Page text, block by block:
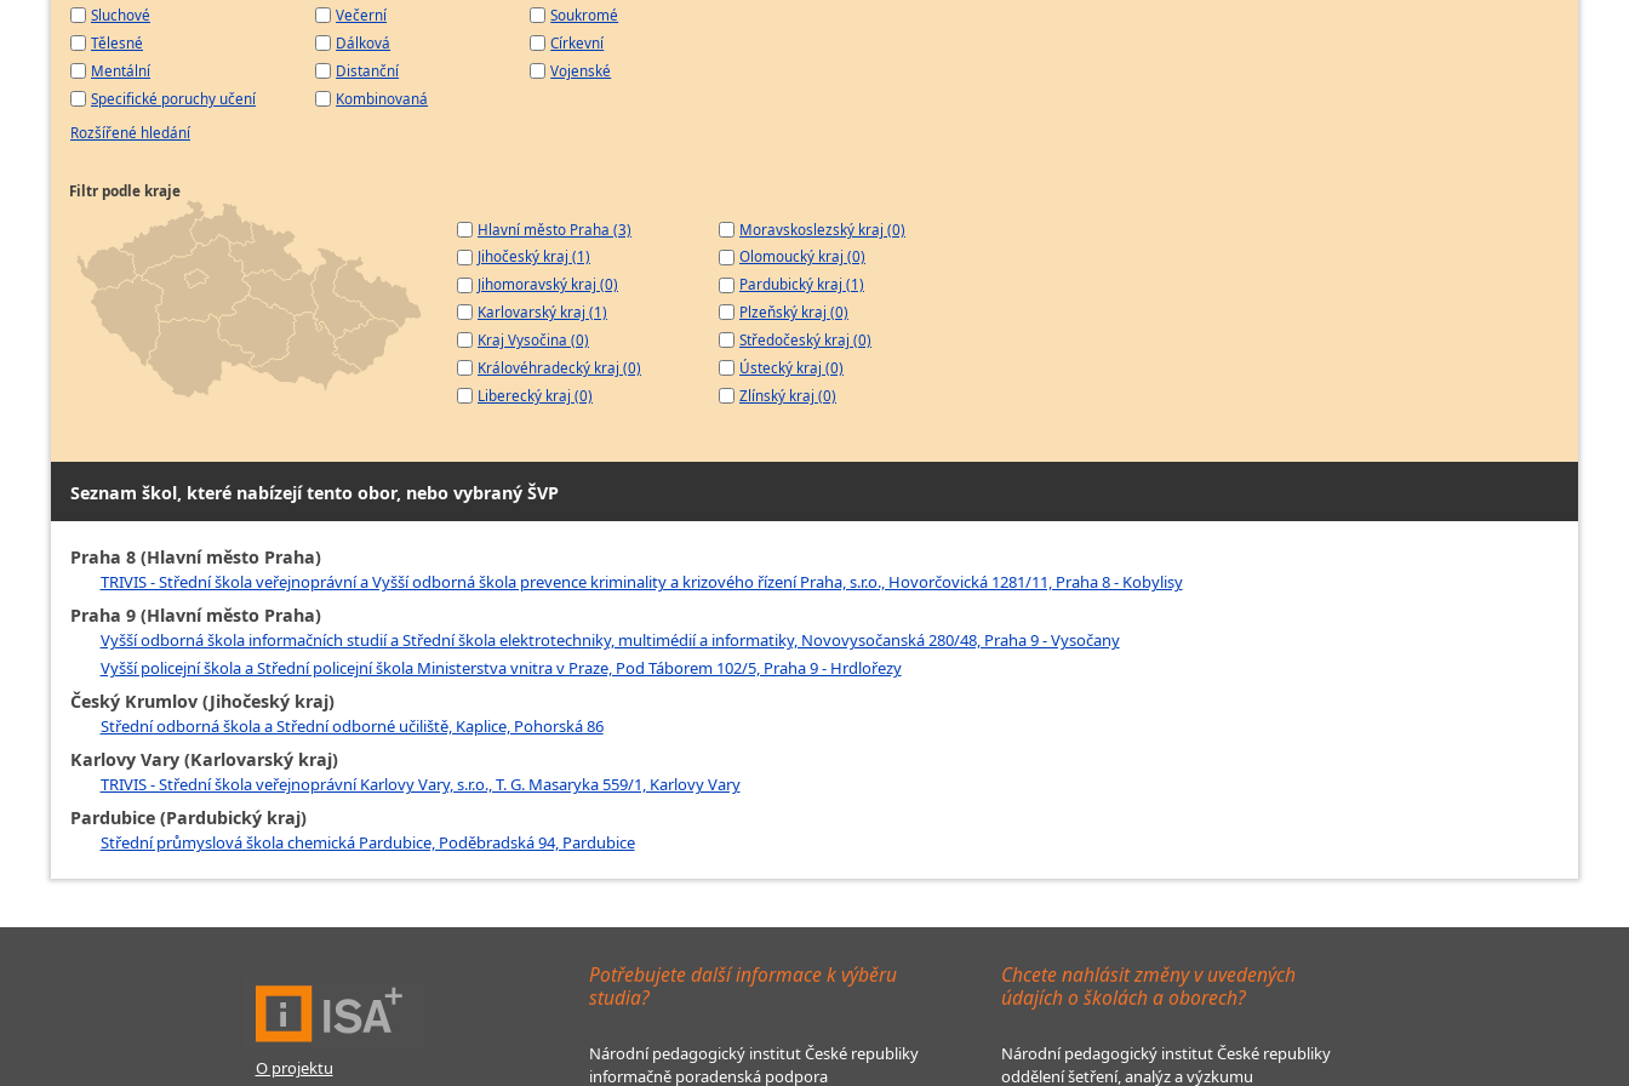
Sluchové
Tělesné
Mentální
Specifické poruchy učení
Večerní
Dálková
Distanční
Kombinovaná
Soukromé
Církevní
Vojenské
Rozšířené hledání
Filtr podle kraje
Hlavní město Praha (3)
Jihočeský kraj (1)
Jihomoravský kraj (0)
Karlovarský kraj (1)
Kraj Vysočina (0)
Královéhradecký kraj (0)
Liberecký kraj (0)
Moravskoslezský kraj (0)
Olomoucký kraj (0)
Pardubický kraj (1)
Plzeňský kraj (0)
Středočeský kraj (0)
Ústecký kraj (0)
Zlínský kraj (0)
Seznam škol, které nabízejí tento obor, nebo vybraný ŠVP
Praha 8 (Hlavní město Praha)
TRIVIS - Střední škola veřejnoprávní a Vyšší odborná škola prevence kriminality a krizového řízení Praha, s.r.o., Hovorčovická 1281/11, Praha 8 - Kobylisy
Praha 9 (Hlavní město Praha)
Vyšší odborná škola informačních studií a Střední škola elektrotechniky, multimédií a informatiky, Novovysočanská 280/48, Praha 9 - Vysočany
Vyšší policejní škola a Střední policejní škola Ministerstva vnitra v Praze, Pod Táborem 102/5, Praha 9 - Hrdlořezy
Český Krumlov (Jihočeský kraj)
Střední odborná škola a Střední odborné učiliště, Kaplice, Pohorská 86
Karlovy Vary (Karlovarský kraj)
TRIVIS - Střední škola veřejnoprávní Karlovy Vary, s.r.o., T. G. Masaryka 559/1, Karlovy Vary
Pardubice (Pardubický kraj)
Střední průmyslová škola chemická Pardubice, Poděbradská 94, Pardubice
O projektu
Potřebujete další informace k výběru
studia?
Národní pedagogický institut České republiky
informačně poradenská podpora
Chcete nahlásit změny v uvedených
údajích o školách a oborech?
Národní pedagogický institut České republiky
oddělení šetření, analýz a výzkumu